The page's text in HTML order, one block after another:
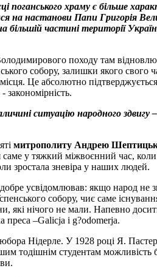
поганського храму є більше
на настанови Папи Григорія
більшій частині території
походу там
собору, залишки якого свого
Це абсолютно
ситуацію народного здвигу
митрополиту Андрею
у тяжкий міжвоєнний час,
зростала зневіра у наших людей.
добре усвідомлював: якщо народ не
собору, чиє саме
нічого не мали. Напевно
преса –Galicja i g?odomerja.
Нідерле. У 1928 році Я.
тодішнім студентам можливість